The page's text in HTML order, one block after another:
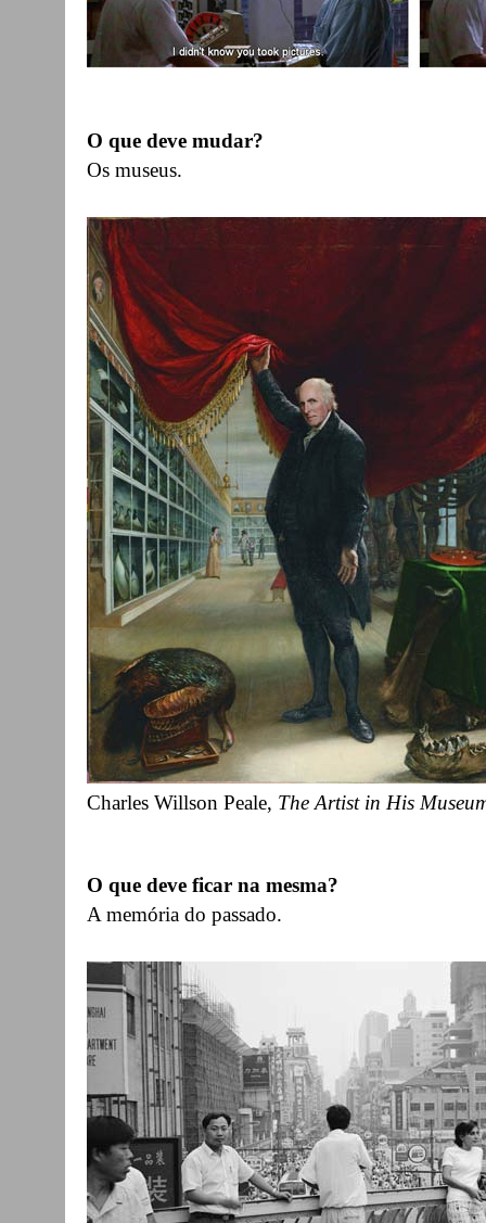
O que deve mudar?
Os museus.
Charles Willson Peale, The Artist in His
O que deve ficar na mesma?
A memória do passado.